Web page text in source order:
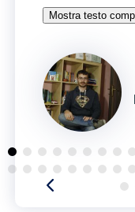
Mostra testo